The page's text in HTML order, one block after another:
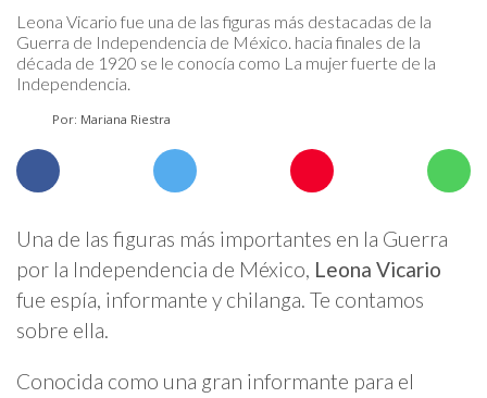
Leona Vicario​ fue una de las figuras más destacadas de la
Guerra de Independencia de México. hacia finales de la
década de 1920 se le conocía como La mujer fuerte de la
Independencia.
Por: Mariana Riestra
Una de las figuras más importantes en la Guerra
por la Independencia de México, Leona Vicario
fue espía, informante y chilanga. Te contamos
sobre ella.
Conocida como una gran informante para el